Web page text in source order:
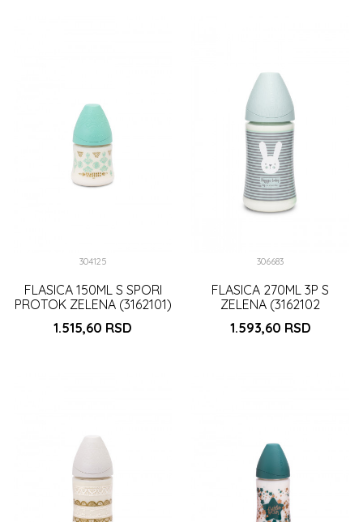
304125
FLASICA 150ML S SPORI
PROTOK ZELENA (3162101)
1.515,60 RSD
306683
FLASICA 270ML 3P S
ZELENA (3162102
)
1.593,60 RSD